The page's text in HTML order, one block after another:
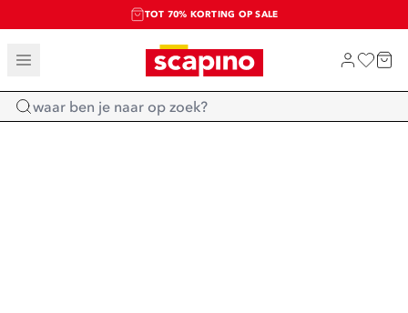
TOT 70% KORTING OP SALE
SALE: LAATSTE KANS!
SHOP NIEUW
Home